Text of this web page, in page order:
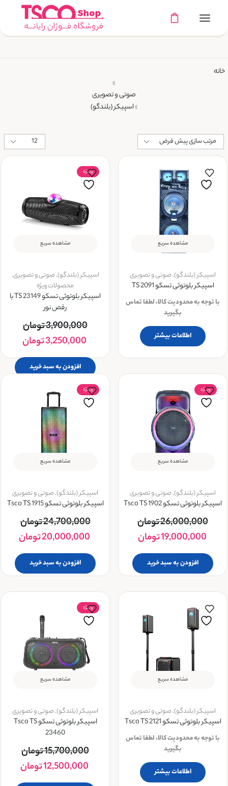
خانه
»
صوتی و تصویری
»اسپیکر (بلندگو)
مشاهده سریع
اسپیکر (بلندگو),صوتی و تصویری
اسپیکر بلوتوثی تسکو TS 2091
با توجه به محدودیت کالا، لطفا تماس
بگیرید
اطلاعات بیشتر
ویــژه
مشاهده سریع
اسپیکر (بلندگو),صوتی و تصویری,
محصولات ویژه
اسپیکر بلوتوثی تسکو TS 23149 با
رقص نور
3,900,000تومان
3,250,000تومان
افزودن به سبد خرید
ویــژه
مشاهده سریع
اسپیکر (بلندگو),صوتی و تصویری
اسپیکر بلوتوثی تسکو Tsco TS 1902
26,000,000تومان
19,000,000تومان
افزودن به سبد خرید
ویــژه
مشاهده سریع
اسپیکر (بلندگو),صوتی و تصویری
اسپیکر بلوتوثی تسکو Tsco TS 1915
24,700,000تومان
20,000,000تومان
افزودن به سبد خرید
مشاهده سریع
اسپیکر (بلندگو),صوتی و تصویری
اسپیکر بلوتوثی تسکو Tsco TS 2121
با توجه به محدودیت کالا، لطفا تماس
بگیرید
اطلاعات بیشتر
ویــژه
مشاهده سریع
اسپیکر (بلندگو),صوتی و تصویری
اسپیکر بلوتوثی تسکو Tsco TS
23460
15,700,000تومان
12,500,000تومان